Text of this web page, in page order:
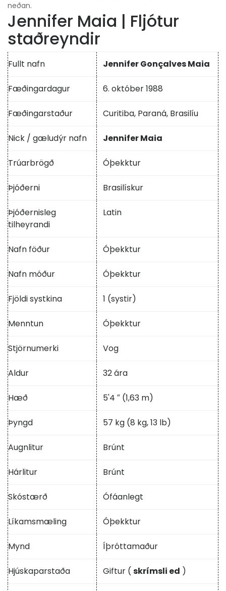
neðan.
Jennifer Maia | Fljótur
staðreyndir
Fullt nafn Jennifer Gonçalves Maia
Fæðingardagur 6. október 1988
Fæðingarstaður Curitiba, Paraná, Brasilíu
Nick / gæludýr nafn Jennifer Maia
Trúarbrögð Óþekktur
Þjóðerni Brasilískur
Þjóðernisleg
tilheyrandi
Latin
Nafn föður Óþekktur
Nafn móður Óþekktur
Fjöldi systkina 1 (systir)
Menntun Óþekktur
Stjörnumerki Vog
Aldur 32 ára
Hæð 5'4 ″ (1,63 m)
Þyngd 57 kg (8 kg, 13 lb)
Augnlitur Brúnt
Hárlitur Brúnt
Skóstærð Ófáanlegt
Líkamsmæling Óþekktur
Mynd Íþróttamaður
Hjúskaparstaða Giftur ( skrímsli ed )